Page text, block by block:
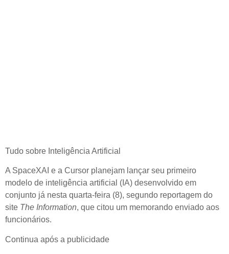
Tudo sobre Inteligência Artificial
A SpaceXAI e a Cursor planejam lançar seu primeiro
modelo de inteligência artificial (IA) desenvolvido em
conjunto já nesta quarta-feira (8), segundo reportagem do
site The Information, que citou um memorando enviado aos
funcionários.
Continua após a publicidade